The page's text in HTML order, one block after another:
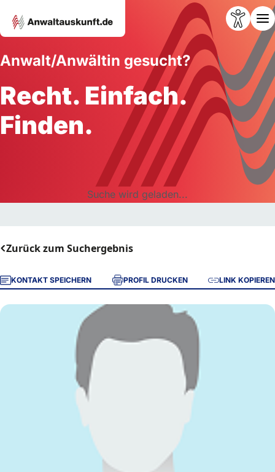
Anwalt/Anwältin gesucht?
Recht. Einfach.
Finden.
Suche wird geladen...
Zurück zum Suchergebnis
KONTAKT SPEICHERN PROFIL DRUCKEN LINK KOPIEREN